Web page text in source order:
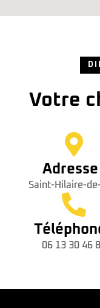
Votre
Adresse
Saint-Hilaire-
06 13 30 46